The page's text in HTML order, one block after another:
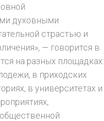
духовными
страстью и
— говорится в
на разных площадках:
в приходских
в университетах и